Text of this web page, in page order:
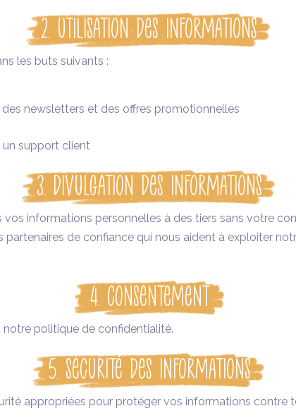
2. Utilisation des Informations
les buts suivants :
newsletters et des offres promotionnelles
un support client
3. Divulgation des Informations
vos informations personnelles à des tiers sans votre
de confiance qui nous aident à exploiter
4. Consentement
politique de confidentialité.
5. Sécurité des Informations
appropriées pour protéger vos informations contre